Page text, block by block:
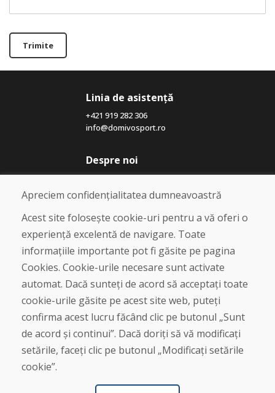
Trimite
Linia de asistență
+421 919 282 306
info@domivosport.ro
Despre noi
Blog
Despre noi
Magazin
Contact
Cumpărare
Magazin online
Livrare și plată
Plângere
Retur și schimb de mărfuri
Protecția datelor cu caracter personal
Cookies
Apreciem confidențialitatea dumneavoastră
Acest site folosește cookie-uri pentru a vă oferi o
experiență excelentă de navigare. Toate
informațiile importante pot fi găsite pe pagina
Cookies. Cookie-urile necesare sunt activate
automat. Dacă sunteți de acord să acceptați toate
cookie-urile găsite pe acest site web, puteți
confirma acest lucru făcând clic pe butonul „Sunt
de acord și continui”. Dacă doriți să vă modificați
setările, faceți clic pe butonul „Modificați setările
cookie”.